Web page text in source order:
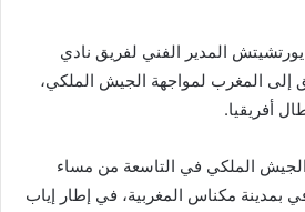
المدير الفني لفريق نادي
إلى المغرب لمواجهة الجيش الملكي،
أفريقيا.
الملكي في التاسعة من مساء
بمدينة مكناس المغربية، في إطار إياب